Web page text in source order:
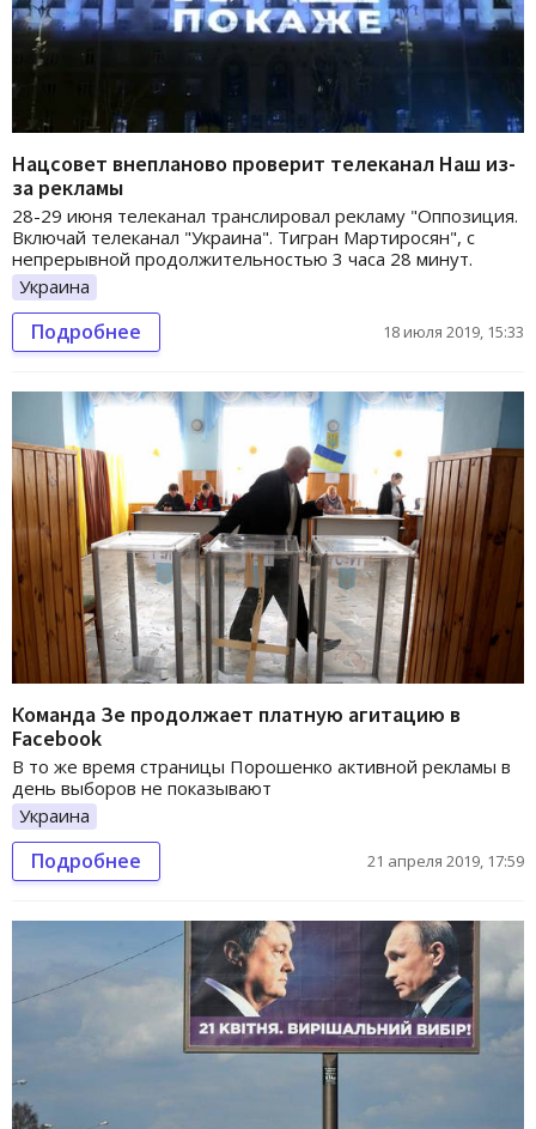
Нацсовет внепланово проверит телеканал Наш из-
за рекламы
28-29 июня телеканал транслировал рекламу "Оппозиция.
Включай телеканал "Украина". Тигран Мартиросян", с
непрерывной продолжительностью 3 часа 28 минут.
Украина
Подробнее 18 июля 2019, 15:33
Команда Зе продолжает платную агитацию в
Facebook
В то же время страницы Порошенко активной рекламы в
день выборов не показывают
Украина
Подробнее 21 апреля 2019, 17:59